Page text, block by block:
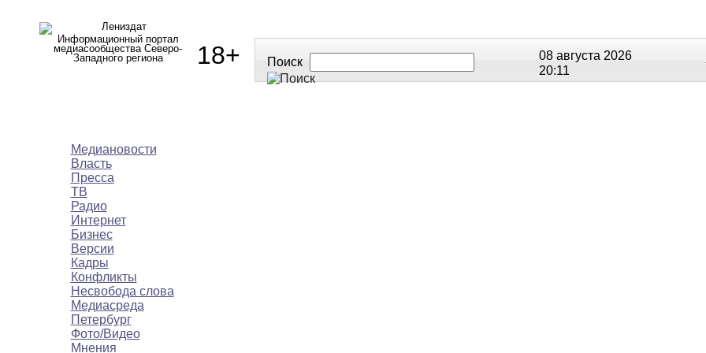
Информационный портал
медиасообщества Северо-
Западного региона
18+ Поиск
08 августа 2026
20:11
Медиановости
Власть
Пресса
ТВ
Радио
Интернет
Бизнес
Версии
Кадры
Конфликты
Несвобода слова
Медиасреда
Петербург
Фото/Видео
Мнения